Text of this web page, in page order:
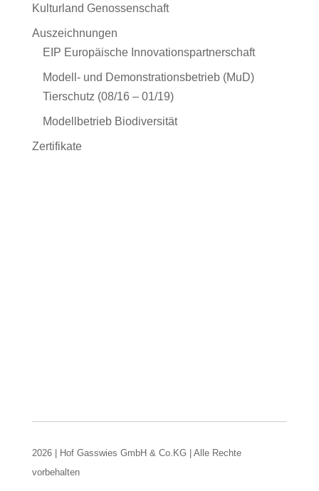
Kulturland Genossenschaft
Auszeichnungen
EIP Europäische Innovationspartnerschaft
Modell- und Demonstrationsbetrieb (MuD)
Tierschutz (08/16 – 01/19)
Modellbetrieb Biodiversität
Zertifikate
2026 | Hof Gasswies GmbH & Co.KG | Alle Rechte
vorbehalten